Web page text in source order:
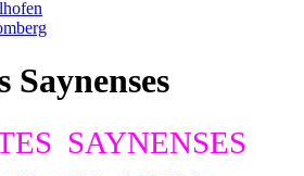
SAYNENSES